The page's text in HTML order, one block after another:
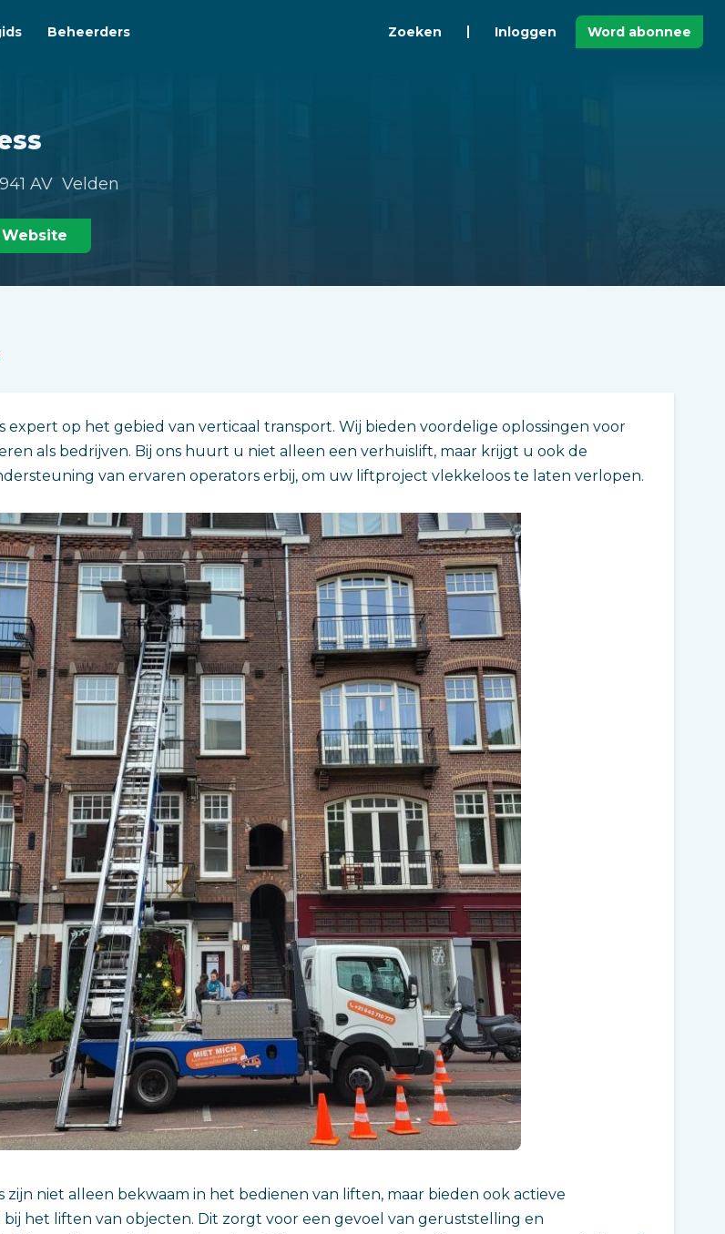
Beheerders Zoeken Inloggen Word abonnee
AV Velden
Website
expert op het gebied van verticaal transport. Wij bieden voordelige oplossingen voor
als bedrijven. Bij ons huurt u niet alleen een verhuislift, maar krijgt u ook de
van ervaren operators erbij, om uw liftproject vlekkeloos te laten verlopen.
zijn niet alleen bekwaam in het bedienen van liften, maar bieden ook actieve
het liften van objecten. Dit zorgt voor een gevoel van geruststelling en